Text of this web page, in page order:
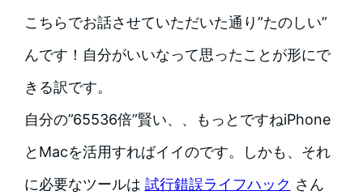
こちらでお話させていただいた通り”たのしい”
んです！自分がいいなって思ったことが形にで
きる訳です。
自分の”65536倍”賢い、、もっとですねiPhone
とMacを活用すればイイのです。しかも、それ
に必要なツールは 試行錯誤ライフハック さん